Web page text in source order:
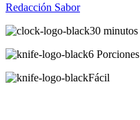
Redacción Sabor
30 minutos
6 Porciones
Fácil